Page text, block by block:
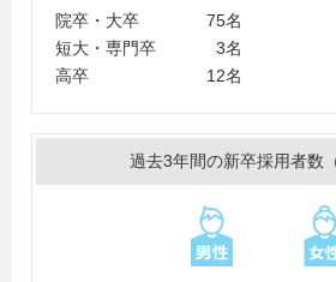
学、大東文化大学、高崎経済大学、
学、千葉経済大学、千葉商科大学、
学、筑波学院大学、つくば国際大学
国際大学、東洋大学、常磐大学、獨
海道大学、武蔵野大学、明治大学、
大学、立教大学、立正大学、立命館
（茨城）、麗澤大学、早稲田大学、
＜短大・高専・専門学校＞
院卒・大卒 75名
短大・専門卒 3名
高卒 12名
過去3年間の新卒採用者数